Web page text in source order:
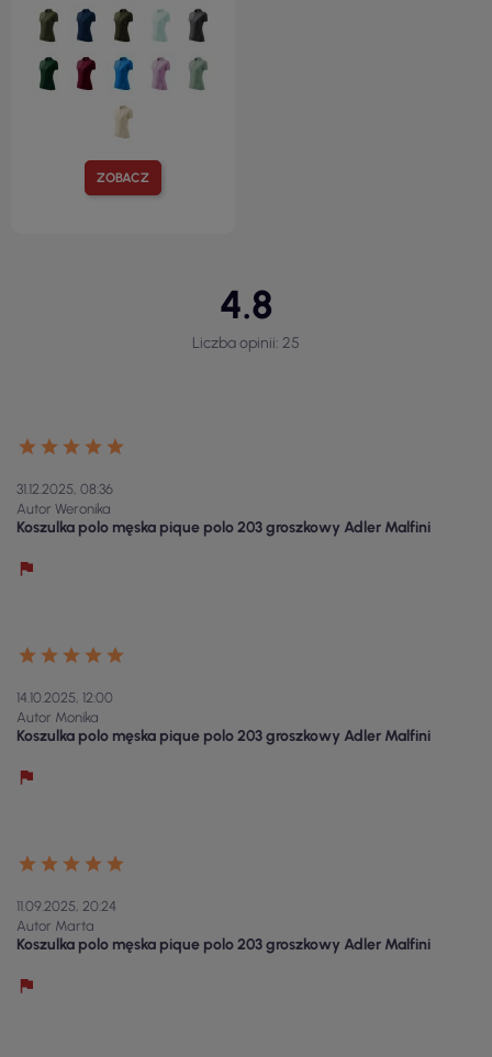
ZOBACZ
4.8
Liczba opinii: 25
31.12.2025, 08:36
Autor Weronika
Koszulka polo męska pique polo 203 groszkowy Adler Malfini
14.10.2025, 12:00
Autor Monika
Koszulka polo męska pique polo 203 groszkowy Adler Malfini
11.09.2025, 20:24
Autor Marta
Koszulka polo męska pique polo 203 groszkowy Adler Malfini